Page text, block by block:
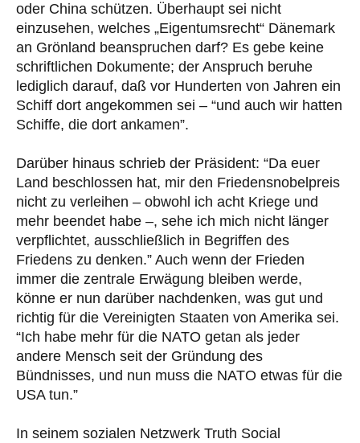
oder China schützen. Überhaupt sei nicht
einzusehen, welches „Eigentumsrecht“ Dänemark
an Grönland beanspruchen darf? Es gebe keine
schriftlichen Dokumente; der Anspruch beruhe
lediglich darauf, daß vor Hunderten von Jahren ein
Schiff dort angekommen sei – “und auch wir hatten
Schiffe, die dort ankamen”.
Darüber hinaus schrieb der Präsident: “Da euer
Land beschlossen hat, mir den Friedensnobelpreis
nicht zu verleihen – obwohl ich acht Kriege und
mehr beendet habe –, sehe ich mich nicht länger
verpflichtet, ausschließlich in Begriffen des
Friedens zu denken.” Auch wenn der Frieden
immer die zentrale Erwägung bleiben werde,
könne er nun darüber nachdenken, was gut und
richtig für die Vereinigten Staaten von Amerika sei.
“Ich habe mehr für die NATO getan als jeder
andere Mensch seit der Gründung des
Bündnisses, und nun muss die NATO etwas für die
USA tun.”
In seinem sozialen Netzwerk Truth Social